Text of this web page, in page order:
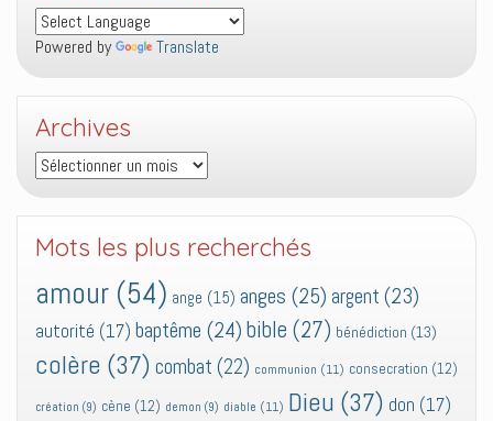
Powered by Translate
Archives
Archives
Mots les plus recherchés
amour (54) ange (15) anges (25) argent (23)
autorité (17) baptême (24) bible (27) bénédiction (13)
colère (37) combat (22) communion (11) consecration (12)
création (9) cène (12) demon (9) diable (11) Dieu (37) don (17)